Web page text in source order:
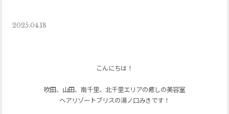
2025.04.18
こんにちは！
吹田、山田、南千里、北千里エリアの癒しの美容室
ヘアリゾートブリスの湯ノ口みきです！